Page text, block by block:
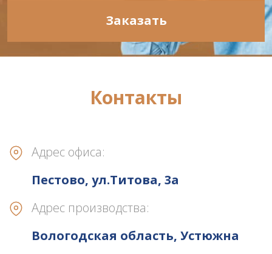
Заказать
Контакты
Адрес офиса:
Пестово, ул.Титова, 3а
Адрес производства:
Вологодская область, Устюжна